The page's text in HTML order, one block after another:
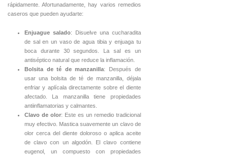
rápidamente. Afortunadamente, hay varios remedios
caseros que pueden ayudarte:
Enjuague salado: Disuelve una cucharadita
de sal en un vaso de agua tibia y enjuaga tu
boca durante 30 segundos. La sal es un
antiséptico natural que reduce la inflamación.
Bolsita de té de manzanilla: Después de
usar una bolsita de té de manzanilla, déjala
enfriar y aplícala directamente sobre el diente
afectado. La manzanilla tiene propiedades
antiinflamatorias y calmantes.
Clavo de olor: Este es un remedio tradicional
muy efectivo. Mastica suavemente un clavo de
olor cerca del diente doloroso o aplica aceite
de clavo con un algodón. El clavo contiene
eugenol, un compuesto con propiedades